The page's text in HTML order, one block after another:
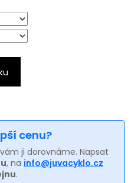
cenu?
ji dorovnáme. Napsat
, na info@juvacyklo.cz
.